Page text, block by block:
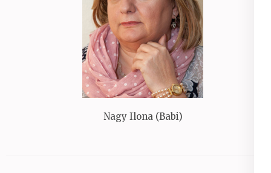
Nagy Ilona (Babi)